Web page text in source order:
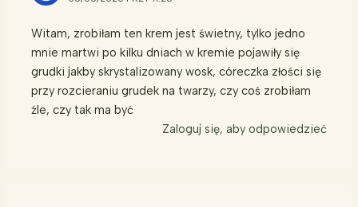
Witam, zrobiłam ten krem jest świetny, tylko jedno
mnie martwi po kilku dniach w kremie pojawiły się
grudki jakby skrystalizowany wosk, córeczka złości się
przy rozcieraniu grudek na twarzy, czy coś zrobiłam
źle, czy tak ma być
Zaloguj się, aby odpowiedzieć